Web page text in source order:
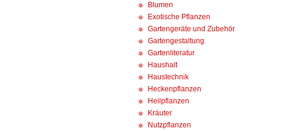
Blumen
Exotische Pflanzen
Gartengeräte und Zubehör
Gartengestaltung
Gartenliteratur
Haushalt
Haustechnik
Heckenpflanzen
Heilpflanzen
Kräuter
Nutzpflanzen